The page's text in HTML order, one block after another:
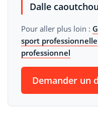
Dalle
Pour aller plus loin :
sport professionnelle
professionnel
Demander un